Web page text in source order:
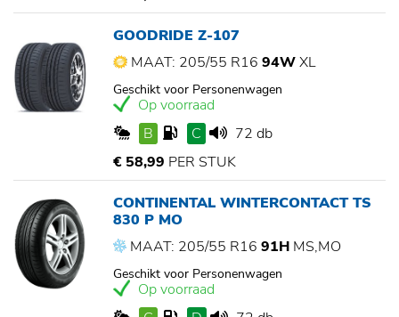
GOODRIDE Z-107
MAAT: 205/55 R16 94WXL
Geschikt voor Personenwagen
Op voorraad
B
C
72 db
€ 58,99 PER STUK
CONTINENTAL WINTERCONTACT TS
830 P MO
MAAT: 205/55 R16 91H MS,MO
Geschikt voor Personenwagen
Op voorraad